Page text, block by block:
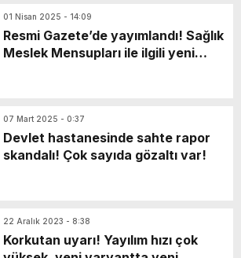
01 Nisan 2025 - 14:09
Resmi Gazete’de yayımlandı! Sağlık
Meslek Mensupları ile ilgili yeni
07 Mart 2025 - 0:37
Devlet hastanesinde sahte rapor
skandalı! Çok sayıda gözaltı var!
22 Aralık 2023 - 8:38
Korkutan uyarı! Yayılım hızı çok